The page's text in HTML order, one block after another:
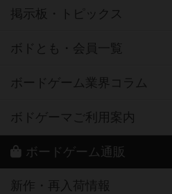
掲示板・トピックス
ボドとも・会員一覧
ボードゲーム業界コラム
ボドゲーマご利用案内
ボードゲーム通販
新作・再入荷情報